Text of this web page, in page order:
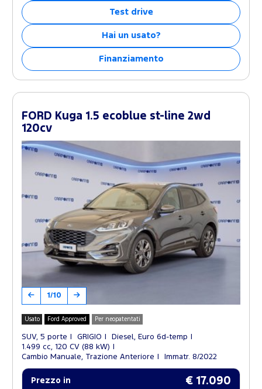
Test drive
Hai un usato?
Finanziamento
FORD Kuga 1.5 ecoblue st-line 2wd
120cv
1/10
Usato Ford Approved Per neopatentati
SUV, 5 porte GRIGIO
Diesel, Euro 6d-temp
1.499 cc, 120 CV (88 kW)
Cambio Manuale, Trazione Anteriore
Immatr. 8/2022
Prezzo in
€ 17.090